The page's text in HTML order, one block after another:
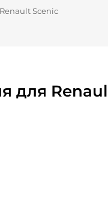
Renault Scenic
для